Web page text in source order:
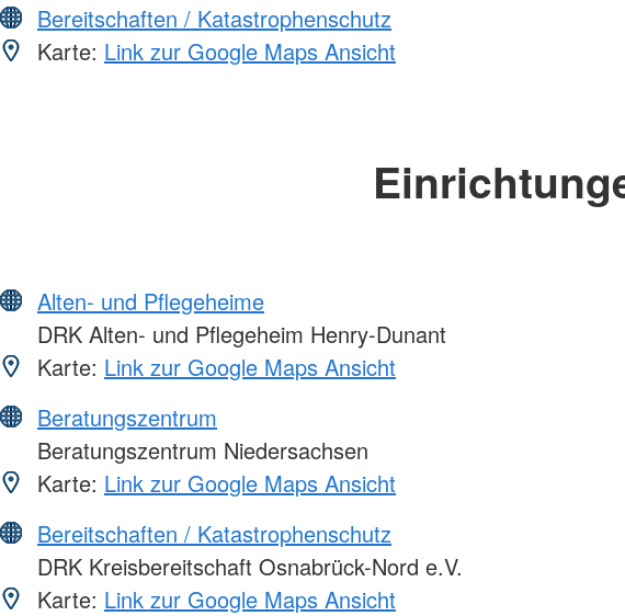
Bereitschaften / Katastrophenschutz
Karte: Link zur Google Maps Ansicht
Alten- und Pflegeheime
DRK Alten- und Pflegeheim Henry-Dunant
Karte: Link zur Google Maps Ansicht
Beratungszentrum
Beratungszentrum Niedersachsen
Karte: Link zur Google Maps Ansicht
Bereitschaften / Katastrophenschutz
DRK Kreisbereitschaft Osnabrück-Nord e.V.
Karte: Link zur Google Maps Ansicht